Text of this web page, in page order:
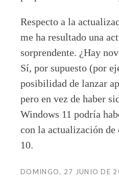
Respecto a la
me ha resultado una
sorprendente. ¿Hay
Sí, por supuesto (por
posibilidad de lanzar
pero en vez de haber
Windows 11 podría
con la actualización de
10.
DOMINGO, 27 JUNIO DE